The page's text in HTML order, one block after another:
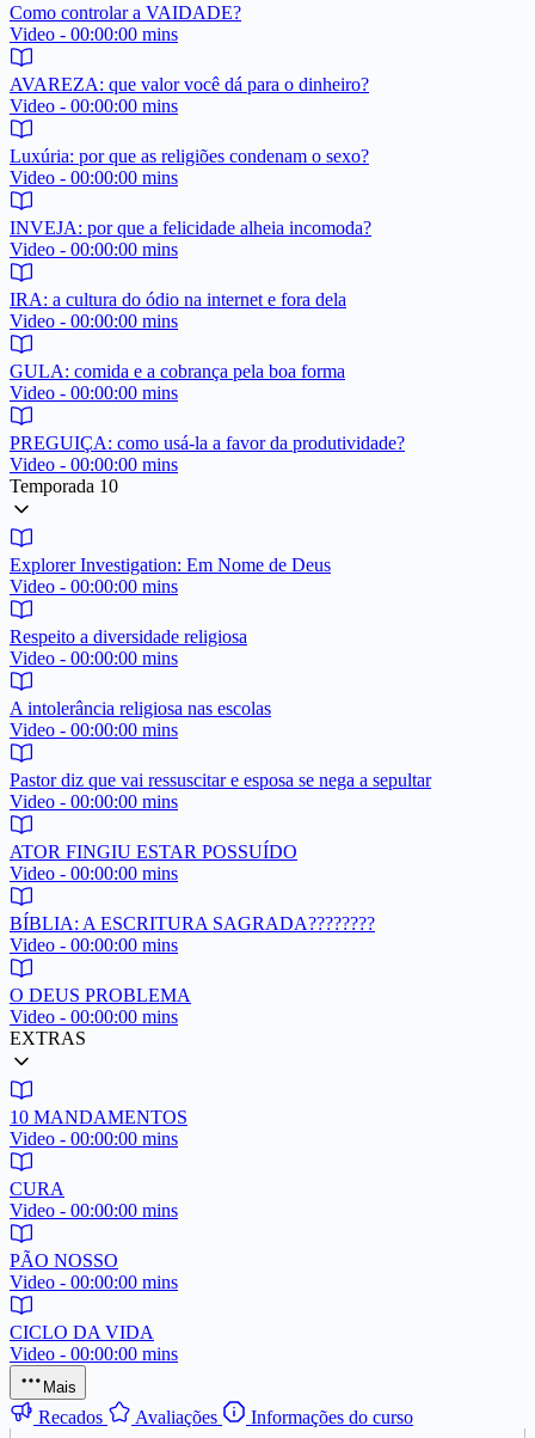
Como controlar a VAIDADE?
Video - 00:00:00 mins
AVAREZA: que valor você dá para o dinheiro?
Video - 00:00:00 mins
Luxúria: por que as religiões condenam o sexo?
Video - 00:00:00 mins
INVEJA: por que a felicidade alheia incomoda?
Video - 00:00:00 mins
IRA: a cultura do ódio na internet e fora dela
Video - 00:00:00 mins
GULA: comida e a cobrança pela boa forma
Video - 00:00:00 mins
PREGUIÇA: como usá-la a favor da produtividade?
Video - 00:00:00 mins
Temporada 10
Explorer Investigation: Em Nome de Deus
Video - 00:00:00 mins
Respeito a diversidade religiosa
Video - 00:00:00 mins
A intolerância religiosa nas escolas
Video - 00:00:00 mins
Pastor diz que vai ressuscitar e esposa se nega a sepultar
Video - 00:00:00 mins
ATOR FINGIU ESTAR POSSUÍDO
Video - 00:00:00 mins
BÍBLIA: A ESCRITURA SAGRADA????????
Video - 00:00:00 mins
O DEUS PROBLEMA
Video - 00:00:00 mins
EXTRAS
10 MANDAMENTOS
Video - 00:00:00 mins
CURA
Video - 00:00:00 mins
PÃO NOSSO
Video - 00:00:00 mins
CICLO DA VIDA
Video - 00:00:00 mins
Mais
Recados Avaliações Informações do curso